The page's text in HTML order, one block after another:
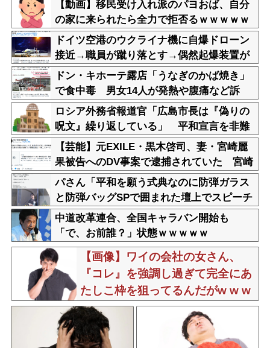
【動画】移民受け入れ派のパヨおば、自分
の家に来られたら全力で拒否るｗｗｗｗｗ
ｗｗｗｗｗｗｗ
ドイツ空港のウクライナ機に自爆ドローン
接近→職員が蹴り落とす→偶然起爆装置が
壊れセーフ
ドン・キホーテ露店「うなぎのかば焼き」
で食中毒 男女14人が発熱や腹痛など訴
え…サルモネラ属の菌検出
ロシア外務省報道官「広島市長は『偽りの
呪文』繰り返している」 平和宣言を非難
【芸能】元EXILE・黒木啓司、妻・宮崎麗
果被告へのDV事案で逮捕されていた 宮崎
は全身打撲、頭部裂傷及び打撲、頸部損傷
の怪我
パさん「平和を願う式典なのに防弾ガラス
と防弾バッグSPで囲まれた壇上でスピーチ
する人が総理大臣」
中道改革連合、全国キャラバン開始も
「で、お前誰？」状態ｗｗｗｗｗ
【画像】ワイの会社の女さん、
『コレ』を強調し過ぎて完全にあ
たしこ枠を狙ってるんだがw w w
w w w w w w w w w